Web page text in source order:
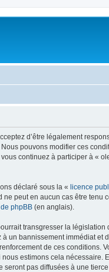
d’être légalement
pouvons modifier ces
continuez à participer à «
déclaré sous la « licence
peut en aucun cas être tenu
phpBB (en anglais).
transgresser la législation
un bannissement immédiat et
de ces conditions.
estimons cela nécessaire.
pas diffusées à une